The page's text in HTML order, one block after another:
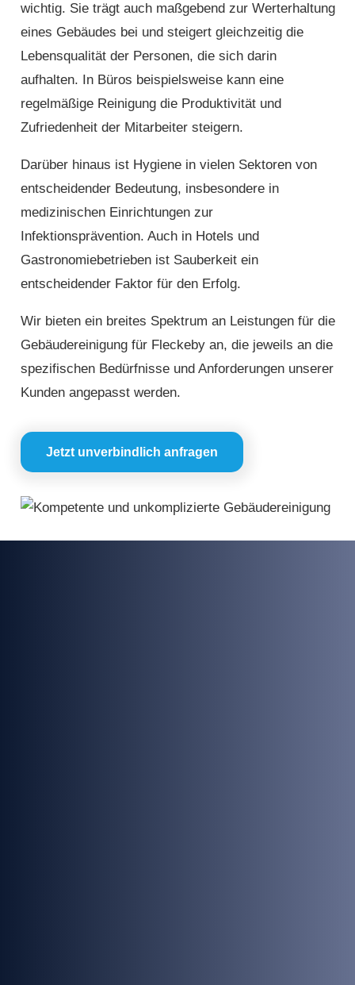
wichtig. Sie trägt auch maßgebend zur Werterhaltung
eines Gebäudes bei und steigert gleichzeitig die
Lebensqualität der Personen, die sich darin
aufhalten. In Büros beispielsweise kann eine
regelmäßige Reinigung die Produktivität und
Zufriedenheit der Mitarbeiter steigern.
Darüber hinaus ist Hygiene in vielen Sektoren von
entscheidender Bedeutung, insbesondere in
medizinischen Einrichtungen zur
Infektionsprävention. Auch in Hotels und
Gastronomiebetrieben ist Sauberkeit ein
entscheidender Faktor für den Erfolg.
Wir bieten ein breites Spektrum an Leistungen für die
Gebäudereinigung für Fleckeby an, die jeweils an die
spezifischen Bedürfnisse und Anforderungen unserer
Kunden angepasst werden.
Jetzt unverbindlich anfragen